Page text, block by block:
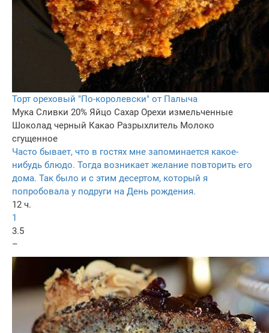
Торт ореховый "По-королевски" от Палыча
Мука Сливки 20% Яйцо Сахар Орехи измельченные
Шоколад черный Какао Разрыхлитель Молоко
сгущенное
Часто бывает, что в гостях мне запоминается какое-
нибудь блюдо. Тогда возникает желание повторить его
дома. Так было и с этим десертом, который я
попробовала у подруги на День рождения.
12 ч.
1
3.5
–